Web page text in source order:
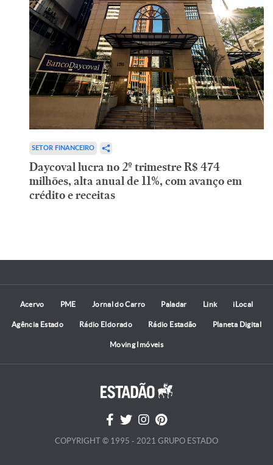
SETOR FINANCEIRO
Daycoval lucra no 2º trimestre R$ 474
milhões, alta anual de 11%, com avanço em
crédito e receitas
Acervo PME Jornal do Carro Paladar Link iLocal
Agência Estado Rádio Eldorado Rádio Estadão Planeta Digital
Moving Imóveis
COPYRIGHT © 1995 - 2021 GRUPO ESTADO